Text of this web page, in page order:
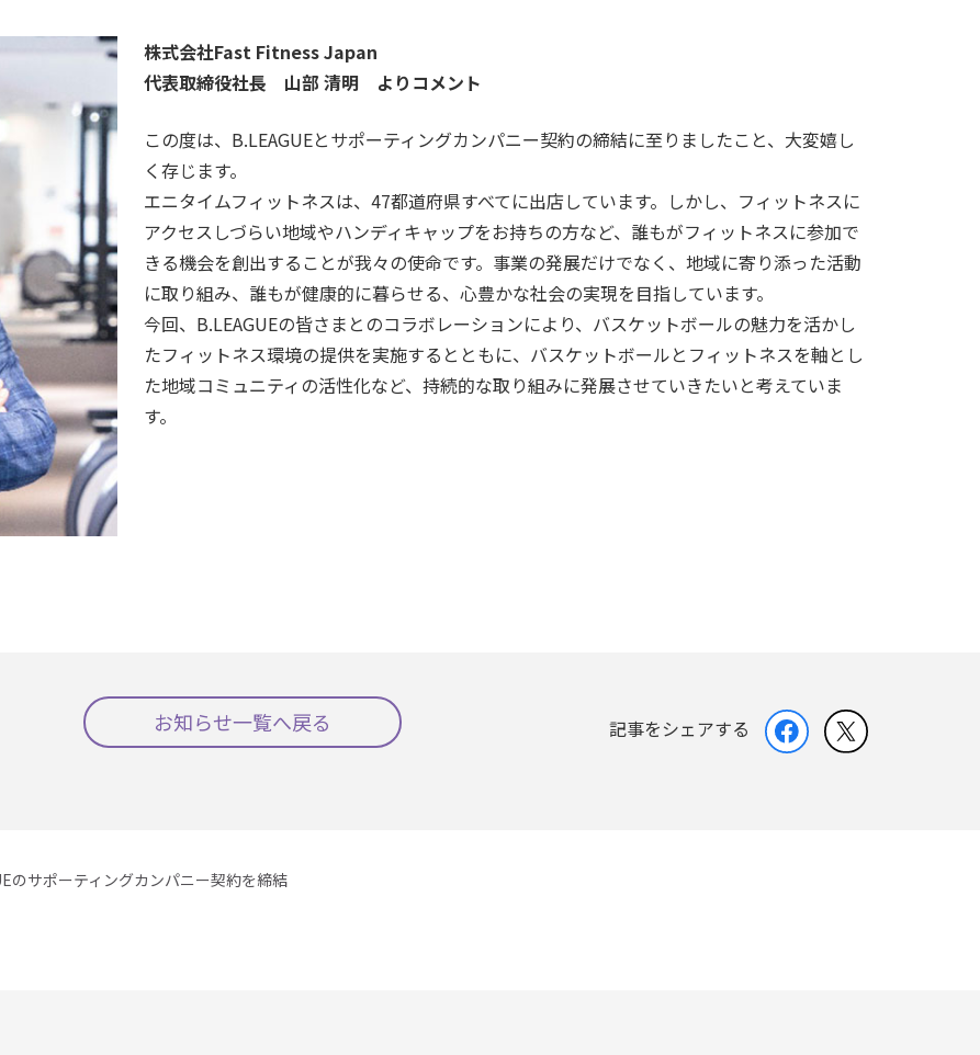
株式会社Fast Fitness Japan
代表取締役社長 山部 清明 よりコメント
この度は、B.LEAGUEとサポーティングカンパニー契約の締結に至りましたこと、大変嬉し
く存じます。
エニタイムフィットネスは、47都道府県すべてに出店しています。しかし、フィットネスに
アクセスしづらい地域やハンディキャップをお持ちの方など、誰もがフィットネスに参加で
きる機会を創出することが我々の使命です。事業の発展だけでなく、地域に寄り添った活動
に取り組み、誰もが健康的に暮らせる、心豊かな社会の実現を目指しています。
今回、B.LEAGUEの皆さまとのコラボレーションにより、バスケットボールの魅力を活かし
たフィットネス環境の提供を実施するとともに、バスケットボールとフィットネスを軸とし
た地域コミュニティの活性化など、持続的な取り組みに発展させていきたいと考えていま
す。
お知らせ一覧へ戻る 記事をシェアする
のサポーティングカンパニー契約を締結